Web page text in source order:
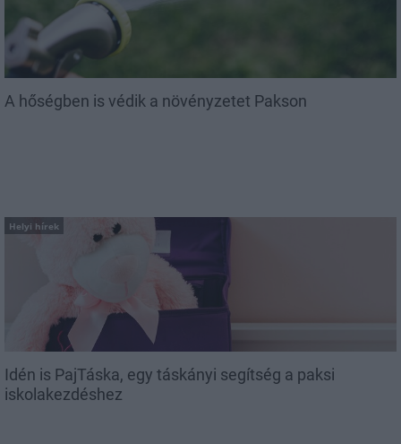
A hőségben is védik a növényzetet Pakson
Helyi hírek
Idén is PajTáska, egy táskányi segítség a paksi
iskolakezdéshez